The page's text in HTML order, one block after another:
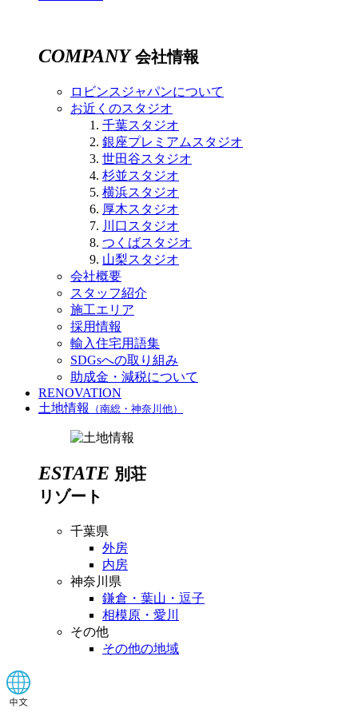
COMPANY 会社情報
ロビンスジャパンについて
お近くのスタジオ
千葉スタジオ
銀座プレミアムスタジオ
世田谷スタジオ
杉並スタジオ
横浜スタジオ
厚木スタジオ
川口スタジオ
つくばスタジオ
山梨スタジオ
会社概要
スタッフ紹介
施工エリア
採用情報
輸入住宅用語集
SDGsへの取り組み
助成金・減税について
RENOVATION
土地情報
（南総・神奈川他）
ESTATE 別荘
リゾート
千葉県
外房
内房
神奈川県
鎌倉・葉山・逗子
相模原・愛川
その他
その他の地域